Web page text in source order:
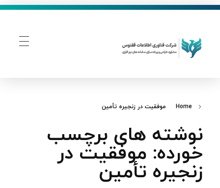
Home موفقیت در زنجیره تأمین
نوشته های برچسب
خورده: موفقیت در
زنجیره تأمین